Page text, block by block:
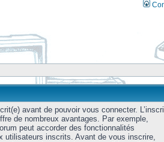
avant de pouvoir vous connecter.
de nombreux avantages. Par exemple,
peut accorder des fonctionnalités
utilisateurs inscrits. Avant de vous inscrire,